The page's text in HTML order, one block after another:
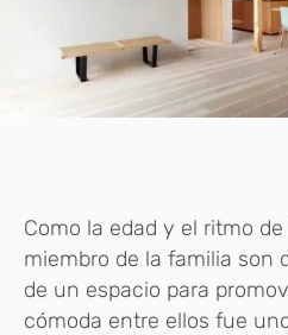
Como la edad y el ritmo
miembro de la familia son
de un espacio para
cómoda entre ellos fue